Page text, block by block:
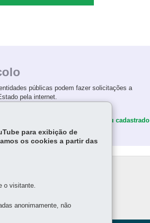
públicas podem fazer solicitações a
pela internet.
Ainda não sou cadastrado
para exibição de
os cookies a partir das
o visitante.
anonimamente, não